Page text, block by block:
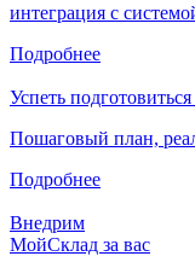
интеграция с
Подробнее
Успеть
Пошаговый план,
Подробнее
Внедрим
МойСклад за вас